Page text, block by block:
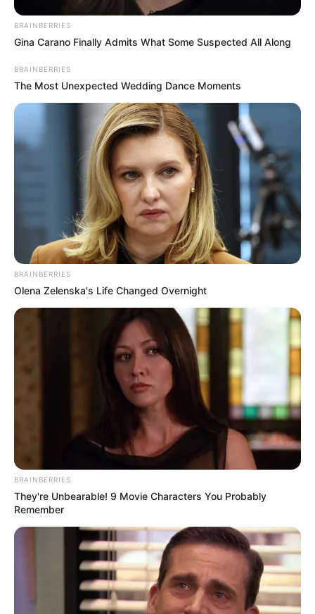
BRAINBERRIES
Gina Carano Finally Admits What Some Suspected All Along
BRAINBERRIES
The Most Unexpected Wedding Dance Moments
BRAINBERRIES
Olena Zelenska's Life Changed Overnight
BRAINBERRIES
They're Unbearable! 9 Movie Characters You Probably
Remember